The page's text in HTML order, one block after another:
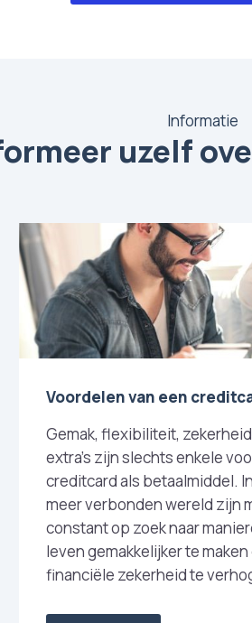
Informatie
uzelf
Voordelen van een
Gemak, flexibiliteit,
extra's zijn slechts enkele
creditcard als betaalmiddel.
meer verbonden wereld zijn
constant op zoek naar
leven gemakkelijker te maken
financiële zekerheid te